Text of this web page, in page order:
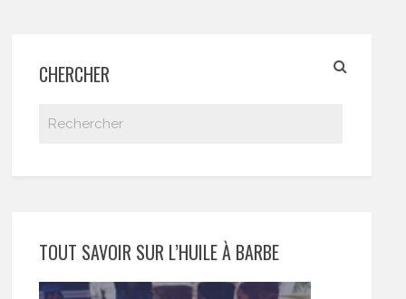
CHERCHER
TOUT SAVOIR SUR L’HUILE À BARBE